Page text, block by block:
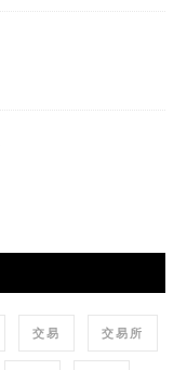
交易 交易所